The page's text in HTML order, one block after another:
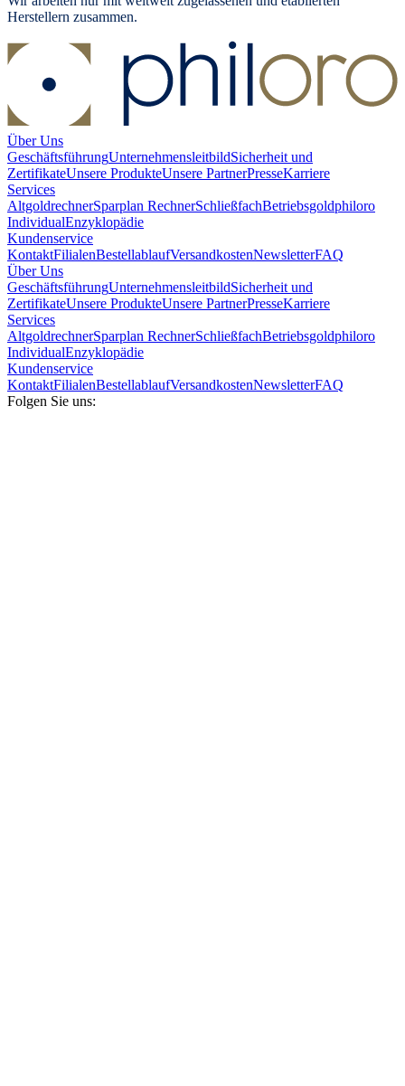
Herstellern zusammen.
Über Uns
GeschäftsführungUnternehmensleitbildSicherheit und
ZertifikateUnsere ProdukteUnsere PartnerPresseKarriere
Services
AltgoldrechnerSparplan RechnerSchließfachBetriebsgoldphiloro
IndividualEnzyklopädie
Kundenservice
KontaktFilialenBestellablaufVersandkostenNewsletterFAQ
Über Uns
GeschäftsführungUnternehmensleitbildSicherheit und
ZertifikateUnsere ProdukteUnsere PartnerPresseKarriere
Services
AltgoldrechnerSparplan RechnerSchließfachBetriebsgoldphiloro
IndividualEnzyklopädie
Kundenservice
KontaktFilialenBestellablaufVersandkostenNewsletterFAQ
Folgen Sie uns: